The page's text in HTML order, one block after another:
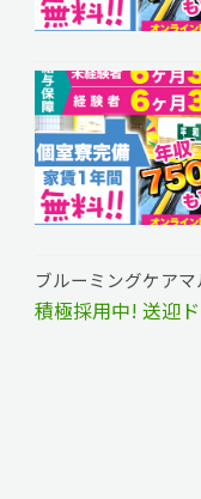
ブルーミングケア
積極採用中! 送迎